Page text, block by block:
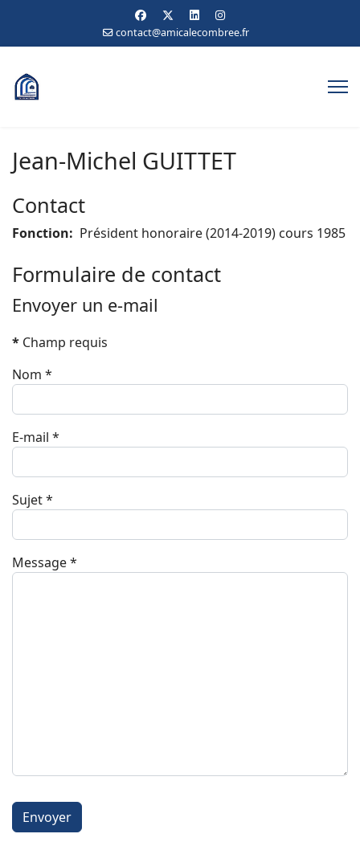
contact@amicalecombree.fr
Jean-Michel GUITTET
Contact
Fonction: Président honoraire (2014-2019) cours 1985
Formulaire de contact
Envoyer un e-mail
* Champ requis
Nom *
E-mail *
Sujet*
Message*
Système Captcha
Envoyer